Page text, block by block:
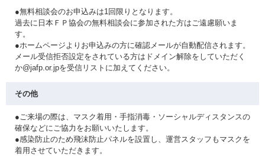
●無料相談会のお申込みは1回限りとなります。
過去に日本ＦＰ協会の無料相談会に参加された方はご遠慮願いま
す。
●ホームページよりお申込みの方に確認メールが自動配信されます。
メール受信拒否設定をされている方はドメイン解除をしていただく
か@jafp.or.jpを受信リストに加えてください。
その他
●ご来場の際は、マスク着用・手指消毒・ソーシャルディスタンスの
確保などにご協力をお願いいたします。
●感染防止のため飛沫防止パネルを設置し、運営スタッフもマスクを
着用させていただきます。